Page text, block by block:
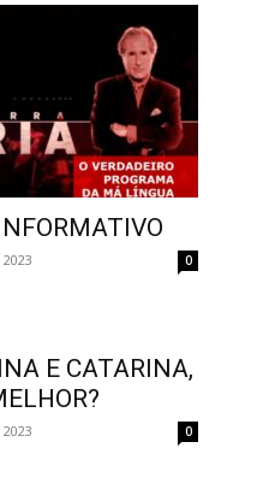
0
E CATARINA,
0